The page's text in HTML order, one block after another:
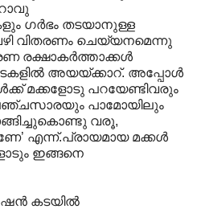
ഗര്‍ഭം തടയാനുള്ള
വിതരണം ചെയ്യനമെന്നു
രക്ഷാകര്‍ത്താക്കള്‍
അയയ്ക്കാറ്. അപ്പോള്‍
മക്കളോടു പറയേണ്ടിവരും
പാമോയിലും
വരൂ,
എന്ന്.പ്രായമായ മക്കള്‍
ഇങ്ങനെ
കടയില്‍‍